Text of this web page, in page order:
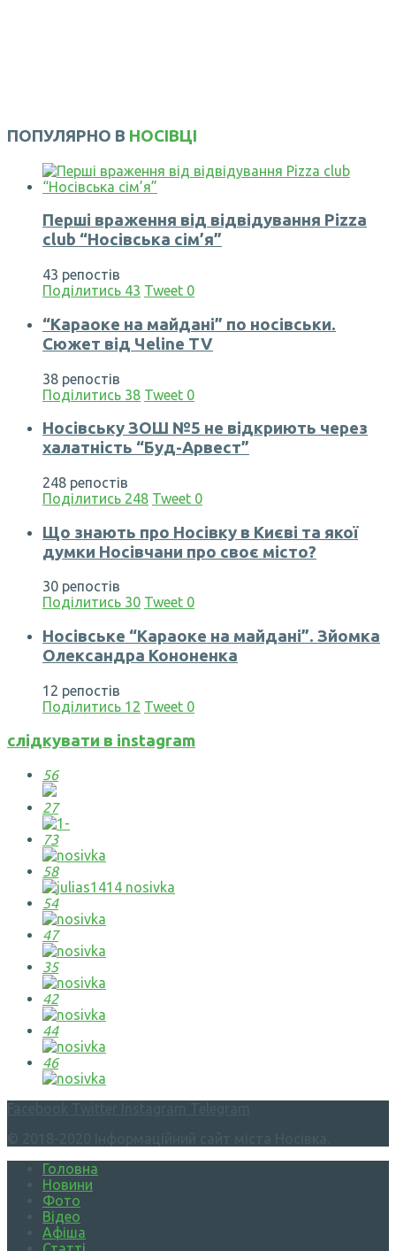
ПОПУЛЯРНО В НОСІВЦІ
Перші враження від відвідування Pizza
club “Носівська сім’я”
43 репостів
Поділитись 43 Tweet 0
“Караоке на майдані” по носівськи.
Сюжет від Чеline TV
38 репостів
Поділитись 38 Tweet 0
Носівську ЗОШ №5 не відкриють через
халатність “Буд-Арвест”
248 репостів
Поділитись 248 Tweet 0
Що знають про Носівку в Києві та якої
думки Носівчани про своє місто?
30 репостів
Поділитись 30 Tweet 0
Носівське “Караоке на майдані”. Зйомка
Олександра Кононенка
12 репостів
Поділитись 12 Tweet 0
слідкувати в instagram
56
27
73
58
54
47
35
42
44
46
Головна
Новини
Фото
Відео
Афіша